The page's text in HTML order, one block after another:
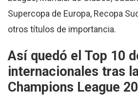
Supercopa de Europa, Recopa
otros títulos de importancia.
Así quedó el Top 10
internacionales tras
Champions League